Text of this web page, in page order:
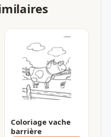
Coloriage vache
barrière